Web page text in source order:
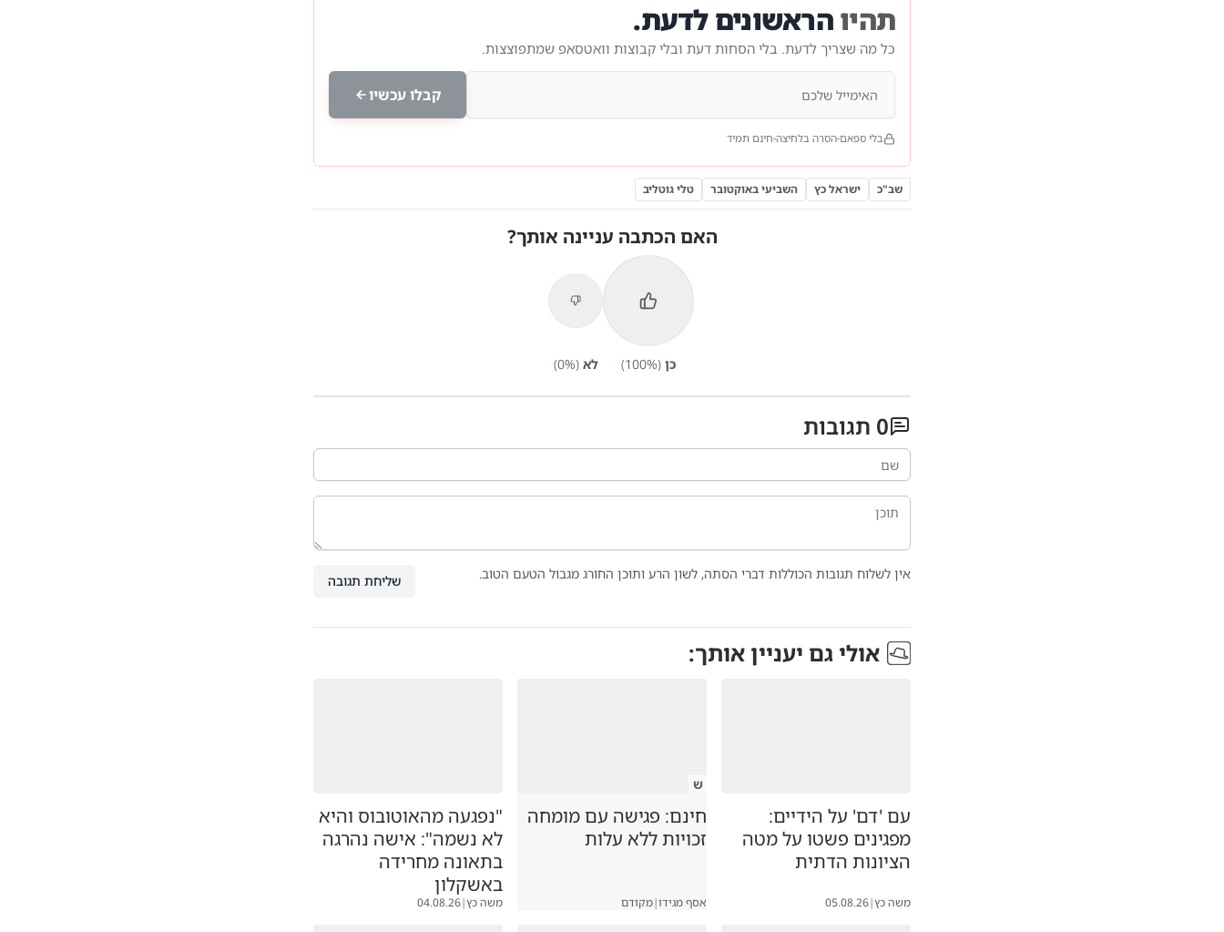
תהיוהראשונים לדעת.
כל מה שצריך לדעת. בלי הסחות דעת ובלי קבוצות וואטסאפ שמתפוצצות.
קבלו עכשיו
בלי ספאם הסרה בלחיצה חינם תמיד
שב"כ ישראל כץ השביעי באוקטובר טלי גוטליב
האם הכתבה עניינה אותך?
כן (
100%) לא (
0%)
0 תגובות
אין לשלוח תגובות הכוללות דברי הסתה, לשון הרע ותוכן החורג מגבול הטעם הטוב. שליחת תגובה
אולי גם יעניין אותך:
עם 'דם' על הידיים:
מפגינים פשטו על מטה
הציונות הדתית
משה כץ|
05.08.26
ש
חינם: פגישה עם מומחה
זכויות ללא עלות
אסף מגידו|מקודם
"נפגעה מהאוטובוס והיא
לא נשמה": אישה נהרגה
בתאונה מחרידה
באשקלון
משה כץ|
04.08.26